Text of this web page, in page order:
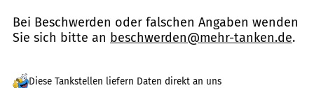
Bei Beschwerden oder falschen Angaben wenden
Sie sich bitte an beschwerden@mehr-tanken.de.
Diese Tankstellen liefern Daten direkt an uns